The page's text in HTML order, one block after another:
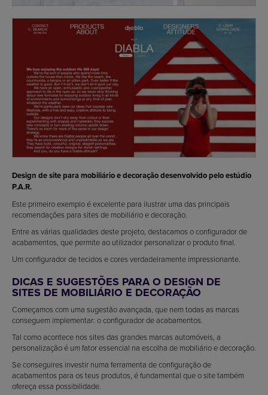
Design de site para mobiliário e decoração desenvolvido pelo estúdio
P.A.R.
Este primeiro exemplo é excelente para ilustrar uma das principais
recomendações para sites de mobiliário e decoração.
Entre as várias qualidades deste projeto, destacamos o configurador de
acabamentos, que permite ao utilizador personalizar o produto final.
Um configurador de tecidos e cores verdadeiramente impressionante.
DICAS E SUGESTÕES PARA O DESIGN DE
SITES DE MOBILIÁRIO E DECORAÇÃO
Começamos com uma sugestão avançada, que nem todas as marcas
conseguem implementar: o configurador de acabamentos.
Tal como acontece nos sites das grandes marcas automóveis, a
personalização é um fator essencial na escolha de mobiliário e decoração.
Se conseguires investir numa ferramenta de configuração de
acabamentos para os teus produtos, é fundamental que o site também
ofereça essa possibilidade.